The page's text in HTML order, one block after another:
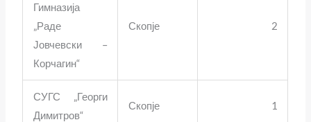
Гимназија
„Раде
Јовчевски –
Корчагин“
Скопје 2
СУГС „Георги
Димитров“
Скопје 1